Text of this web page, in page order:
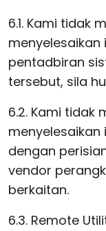
6.1. Kami tidak
pentadbiran
tersebut, sila
6.2. Kami tidak
dengan
vendor
berkaitan.
6.3. Remote